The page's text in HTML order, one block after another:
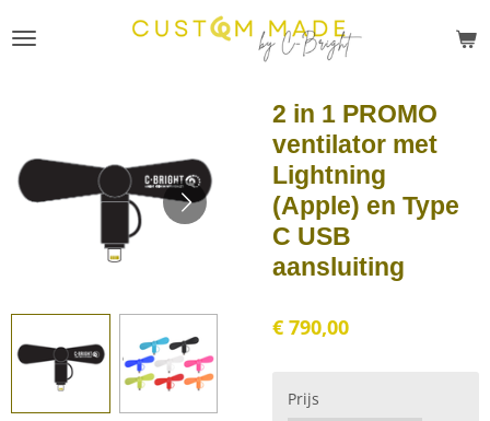
direct
2 in 1 PROMO
ventilator met
Lightning
(Apple) en Type
C USB
aansluiting
€ 790,00
Prijs